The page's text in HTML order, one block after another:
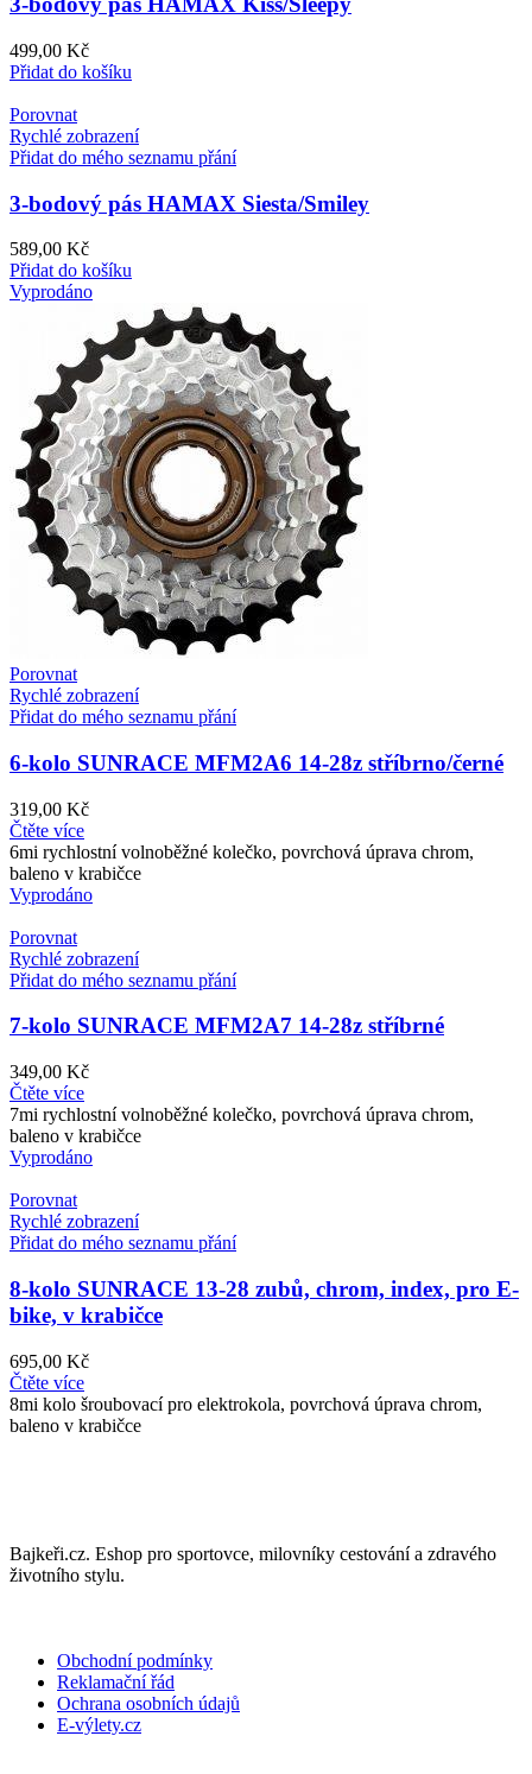
499,00 Kč
Přidat do košíku
Porovnat
Rychlé zobrazení
Přidat do mého seznamu přání
3-bodový pás HAMAX Siesta/Smiley
589,00 Kč
Přidat do košíku
Vyprodáno
Porovnat
Rychlé zobrazení
Přidat do mého seznamu přání
6-kolo SUNRACE MFM2A6 14-28z stříbrno/černé
319,00 Kč
Čtěte více
6mi rychlostní volnoběžné kolečko, povrchová úprava chrom,
baleno v krabičce
Vyprodáno
Porovnat
Rychlé zobrazení
Přidat do mého seznamu přání
7-kolo SUNRACE MFM2A7 14-28z stříbrné
349,00 Kč
Čtěte více
7mi rychlostní volnoběžné kolečko, povrchová úprava chrom,
baleno v krabičce
Vyprodáno
Porovnat
Rychlé zobrazení
Přidat do mého seznamu přání
8-kolo SUNRACE 13-28 zubů, chrom, index, pro E-
bike, v krabičce
695,00 Kč
Čtěte více
8mi kolo šroubovací pro elektrokola, povrchová úprava chrom,
baleno v krabičce
Bajkeři.cz. Eshop pro sportovce, milovníky cestování a zdravého
životního stylu.
Obchodní podmínky
Reklamační řád
Ochrana osobních údajů
E-výlety.cz